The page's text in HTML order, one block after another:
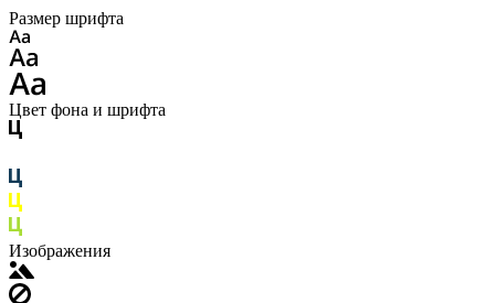
Размер шрифта
Цвет фона и шрифта
Изображения